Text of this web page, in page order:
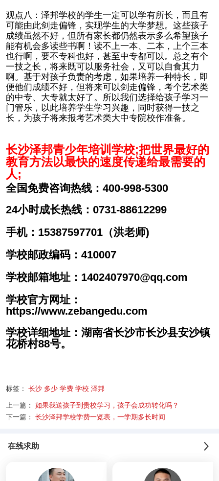
观点八：泽邦学校的学生一定可以学有所长，而且有
可能由此剑走偏锋，实现学生的大学梦想。这些孩子
成绩虽然不好，但所有家长都仍然表示多么希望孩子
能有机会多读些书啊！读不上一本、二本，上个三本
也行啊，要不专科也好，甚至中专都可以。总之有个
一技之长，将来既可以服务社会，又可以自食其力
啊。基于对孩子负责的考虑，如果培养一种特长，即
便他们成绩不好，但将来可以剑走偏锋，考个艺术类
的中专、大专就太好了。所以我们选择给孩子学习一
门管乐，以此培养学生学习兴趣，同时获得一技之
长，为孩子将来报考艺术类大中专院校作准备。
长沙泽邦青少年培训学校;把世界最好的
教育方法以最快的速度传递给最需要的
人;
全国免费咨询热线：400-998-5300
24小时成长热线：0731-88612299
手机：15387597701（洪老师)
学校邮政编码：410007
学校邮箱地址：1402407970@qq.com
学校官方网址：
https://www.zebangedu.com
学校详细地址：湖南省长沙市长沙县安沙镇
花桥村88号。
标签： 长沙 多少 学费 学校 泽邦
上一篇：
如果我送孩子到贵校学习，孩子会成功转化吗？
下一篇：
长沙泽邦学校学费一览表，一学期多长时间
在线求助